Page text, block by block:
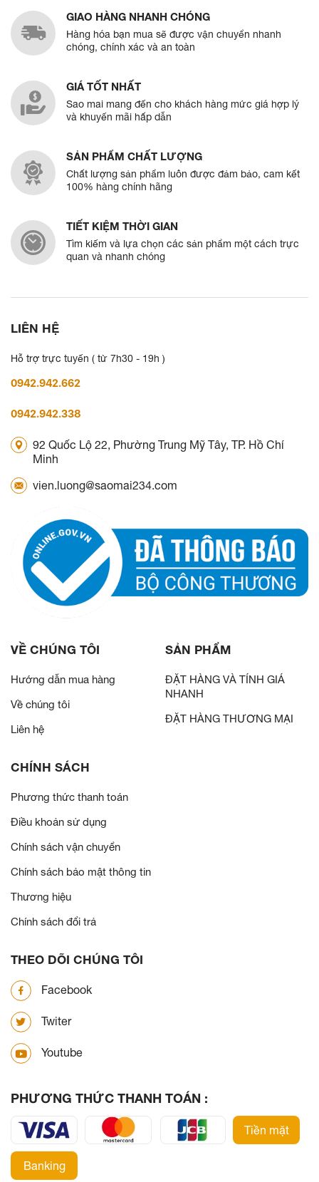
GIAO HÀNG NHANH CHÓNG
Hàng hóa bạn mua sẽ được vận chuyển nhanh
chóng, chính xác và an toàn
GIÁ TỐT NHẤT
Sao mai mang đến cho khách hàng mức giá hợp lý
và khuyến mãi hấp dẫn
SẢN PHẨM CHẤT LƯỢNG
Chất lượng sản phẩm luôn được đảm bảo, cam kết
100% hàng chính hãng
TIẾT KIỆM THỜI GIAN
Tìm kiếm và lựa chọn các sản phẩm một cách trực
quan và nhanh chóng
LIÊN HỆ
Hỗ trợ trực tuyến ( từ 7h30 - 19h )
0942.942.662
0942.942.338
92 Quốc Lộ 22, Phường Trung Mỹ Tây, TP. Hồ Chí
Minh
vien.luong@saomai234.com
VỀ CHÚNG TÔI
Hướng dẫn mua hàng
Về chúng tôi
Liên hệ
SẢN PHẨM
ĐẶT HÀNG VÀ TÍNH GIÁ
NHANH
ĐẶT HÀNG THƯƠNG MẠI
CHÍNH SÁCH
Phương thức thanh toán
Điều khoản sử dụng
Chính sách vận chuyển
Chính sách bảo mật thông tin
Thương hiệu
Chính sách đổi trả
THEO DÕI CHÚNG TÔI
Facebook
Twiter
Youtube
PHƯƠNG THỨC THANH TOÁN :
Tiền mặt
Banking